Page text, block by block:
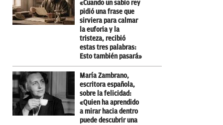
«Cuando un sabio rey
pidió una frase que
sirviera para calmar
la euforia y la
tristeza, recibió
estas tres palabras:
Esto también pasará»
María Zambrano,
escritora española,
sobre la felicidad:
«Quien ha aprendido
a mirar hacia dentro
puede descubrir una